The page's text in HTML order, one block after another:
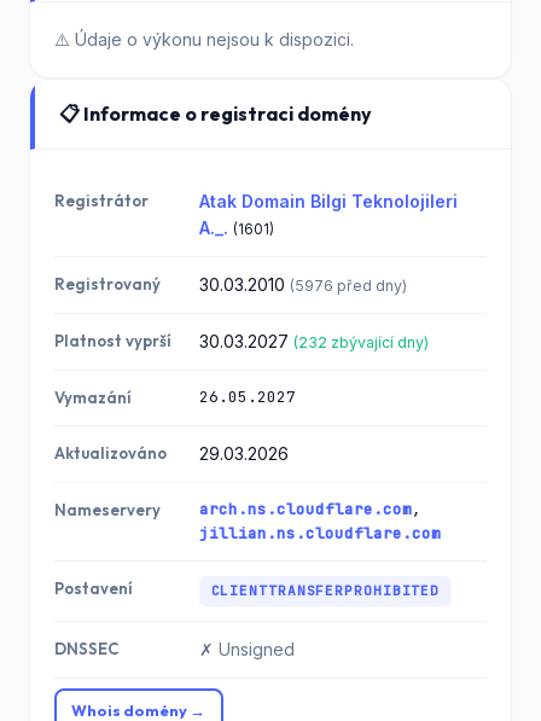
bilvio.com
172.67.153.2
guineaecuato
104.21.4.99
104.21.4.99
172.67.153.2
et
172.67.153.2
03.04.2023
⚠️ Údaje o výkonu nejsou k dispozici.
📋 Informace o registraci domény
Registrátor
Atak Domain Bilgi Teknolojileri
A._. (1601)
Registrovaný 30.03.2010 (5976 před dny)
Platnost vyprší 30.03.2027 (232 zbývající dny)
Vymazání 26.05.2027
Aktualizováno 29.03.2026
Nameservery arch.ns.cloudflare.com,
jillian.ns.cloudflare.com
Postavení CLIENTTRANSFERPROHIBITED
DNSSEC ✗ Unsigned
Whois domény →